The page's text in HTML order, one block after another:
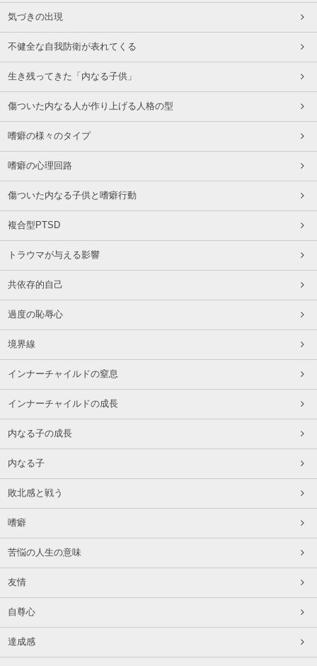
気づきの出現
不健全な自我防衛が表れてくる
生き残ってきた「内なる子供」
傷ついた内なる人が作り上げる人格の型
嗜癖の様々のタイプ
嗜癖の心理回路
傷ついた内なる子供と嗜癖行動
複合型PTSD
トラウマが与える影響
共依存的自己
過度の恥辱心
境界線
インナーチャイルドの窒息
インナーチャイルドの成長
内なる子の成長
内なる子
敗北感と戦う
嗜癖
苦悩の人生の意味
友情
自尊心
達成感